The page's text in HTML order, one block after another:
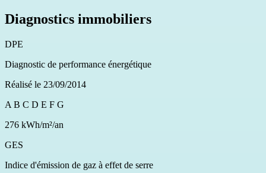
Diagnostics immobiliers
DPE
Diagnostic de performance énergétique
Réalisé le 23/09/2014
A B C D E F G
276 kWh/m²/an
GES
Indice d'émission de gaz à effet de serre